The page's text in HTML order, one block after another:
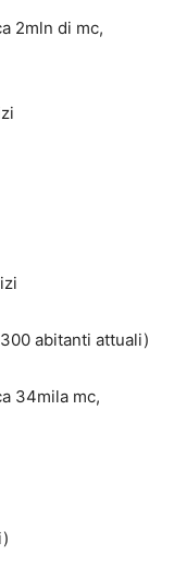
2mln di mc,
abitanti attuali)
34mila mc,